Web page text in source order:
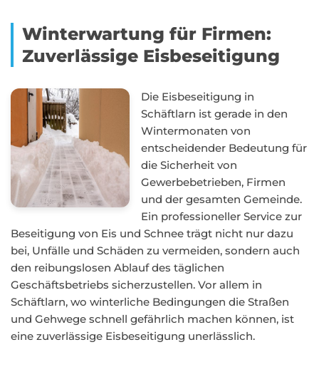
Winterwartung für Firmen:
Zuverlässige Eisbeseitigung
Die Eisbeseitigung in
Schäftlarn ist gerade in den
Wintermonaten von
entscheidender Bedeutung für
die Sicherheit von
Gewerbebetrieben, Firmen
und der gesamten Gemeinde.
Ein professioneller Service zur
Beseitigung von Eis und Schnee trägt nicht nur dazu
bei, Unfälle und Schäden zu vermeiden, sondern auch
den reibungslosen Ablauf des täglichen
Geschäftsbetriebs sicherzustellen. Vor allem in
Schäftlarn, wo winterliche Bedingungen die Straßen
und Gehwege schnell gefährlich machen können, ist
eine zuverlässige Eisbeseitigung unerlässlich.